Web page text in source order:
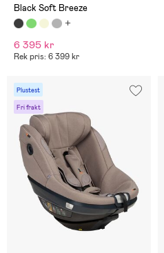
Black Soft Breeze
6 395 kr
Rek pris: 6 399 kr
Plustest
Fri frakt